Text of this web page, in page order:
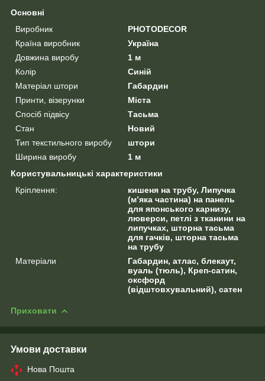
Основні
Виробник
PHOTODECOR
Країна виробник
Україна
Довжина виробу
1 м
Колір
Синій
Матеріал штори
Габардин
Принти, візерунки
Міста
Спосіб підвісу
Тасьма
Стан
Новий
Тип текстильного виробу
штори
Ширина виробу
1 м
Користувальницькі характеристики
Кріплення:
кишеня на трубу, Липучка
(м’яка частина) на панель
для японського карнизу,
люверси, петлі з тканини на
липучках, шторна тасьма
для гачків, шторна тасьма
на трубу
Матеріали
Габардин, атлас, блекаут,
вуаль (тюль), Креп-сатин,
оксфорд
(відштовхувальний), сатен
Приховати
Умови доставки
Нова Пошта